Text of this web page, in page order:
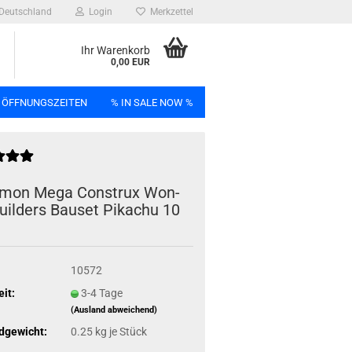
Deutschland Login Merkzettel
Ihr Warenkorb
0,00 EUR
% IN SALE NOW %
Mega Con­strux Won­
Bau­set Pi­ka­chu 10
10572
3-4 Tage
(Ausland abweichend)
0.25kg je Stück